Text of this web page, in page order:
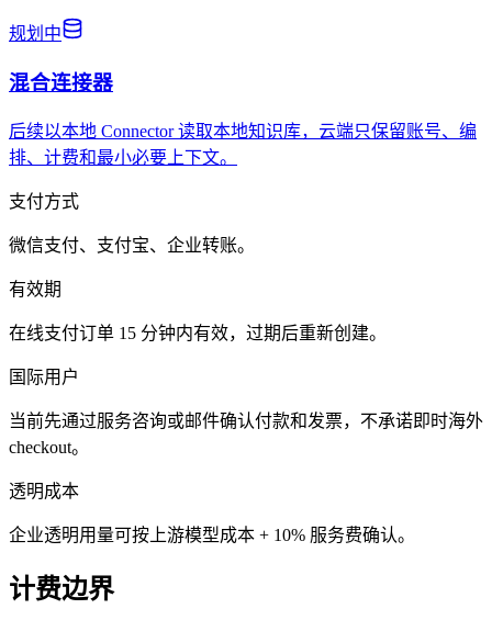
规划中
混合连接器
后续以本地 Connector 读取本地知识库，云端只保留账号、编
排、计费和最小必要上下文。
支付方式
微信支付、支付宝、企业转账。
有效期
在线支付订单 15 分钟内有效，过期后重新创建。
国际用户
当前先通过服务咨询或邮件确认付款和发票，不承诺即时海外
checkout。
透明成本
企业透明用量可按上游模型成本 + 10% 服务费确认。
计费边界